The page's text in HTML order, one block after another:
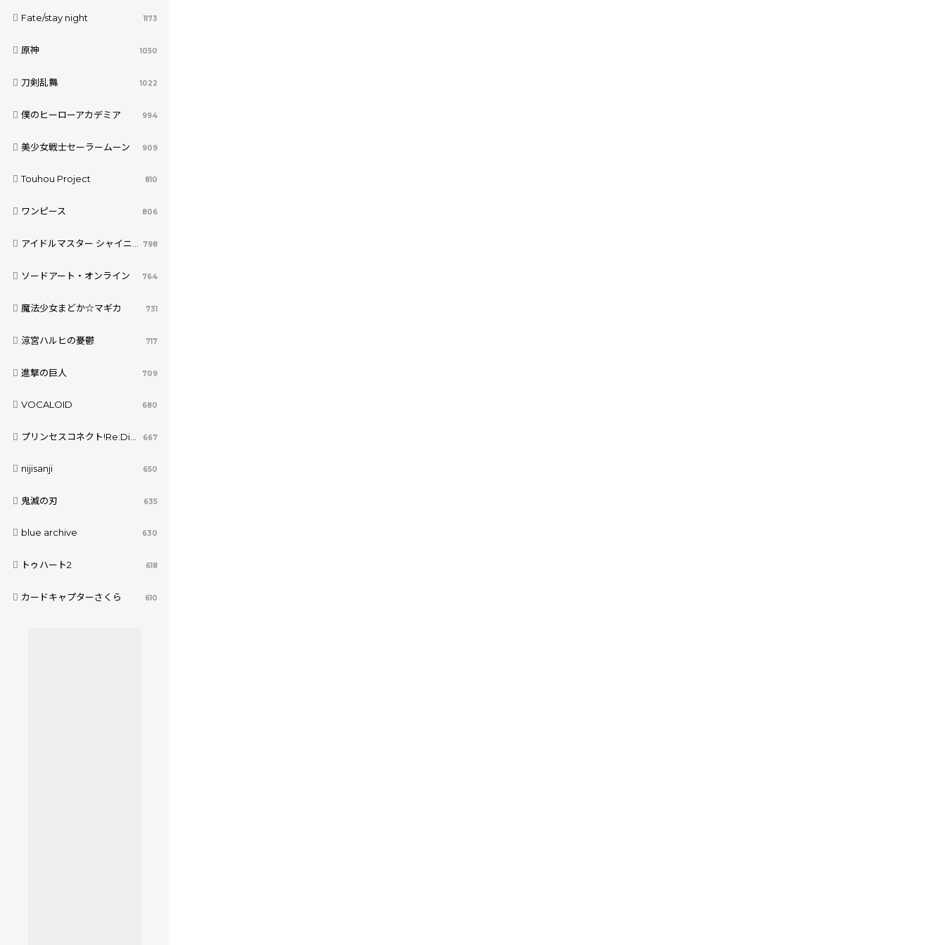
Fate/stay night 1173
原神 1050
刀剣乱舞 1022
僕のヒーローアカデミア 994
美少女戦士セーラームーン 909
Touhou Project 810
ワンピース 806
アイドルマスター シャイニーカラーズ 798
ソードアート・オンライン 764
魔法少女まどか☆マギカ 731
涼宮ハルヒの憂鬱 717
進撃の巨人 709
VOCALOID 680
プリンセスコネクト!Re:Dive 667
nijisanji 650
鬼滅の刃 635
blue archive 630
トゥハート2 618
カードキャプターさくら 610